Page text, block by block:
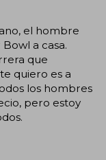
el hombre
a casa.
que
quiero es a
los hombres
pero estoy